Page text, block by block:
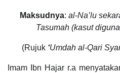
Maksudnya: al-Na’lu
Tasumah (kasut
(Rujuk ‘Umdah al-Qari
Imam Ibn Hajar r.a